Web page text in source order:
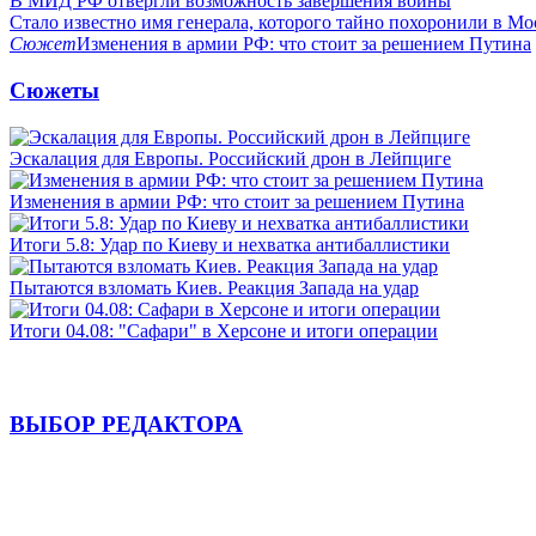
Стало известно имя генерала, которого тайно похоронили в
СюжетИзменения в армии РФ: что стоит за решением Путина
Сюжеты
Эскалация для Европы. Российский дрон в Лейпциге
Изменения в армии РФ: что стоит за решением Путина
Итоги 5.8: Удар по Киеву и нехватка антибаллистики
Пытаются взломать Киев. Реакция Запада на удар
Итоги 04.08: "Сафари" в Херсоне и итоги операции
ВЫБОР РЕДАКТОРА